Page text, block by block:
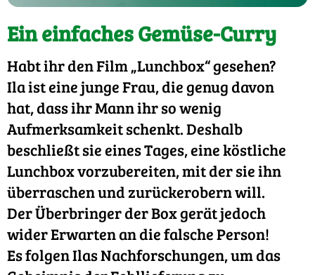
Ein einfaches Gemüse-Curry
Habt ihr den Film „Lunchbox“ gesehen?
Ila ist eine junge Frau, die genug davon
hat, dass ihr Mann ihr so wenig
Aufmerksamkeit schenkt. Deshalb
beschließt sie eines Tages, eine köstliche
Lunchbox vorzubereiten, mit der sie ihn
überraschen und zurückerobern will.
Der Überbringer der Box gerät jedoch
wider Erwarten an die falsche Person!
Es folgen Ilas Nachforschungen, um das